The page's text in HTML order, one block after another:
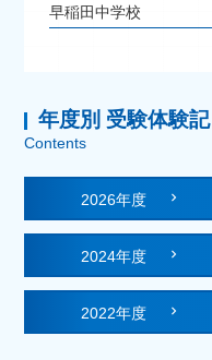
早稲田中学校
年度別 受験体験記
Contents
2026年度
2024年度
2022年度